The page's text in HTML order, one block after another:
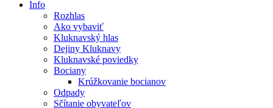
Info
Rozhlas
Ako vybaviť
Kluknavský hlas
Dejiny Kluknavy
Kluknavské poviedky
Bociany
Krúžkovanie bocianov
Odpady
Sčítanie obyvateľov